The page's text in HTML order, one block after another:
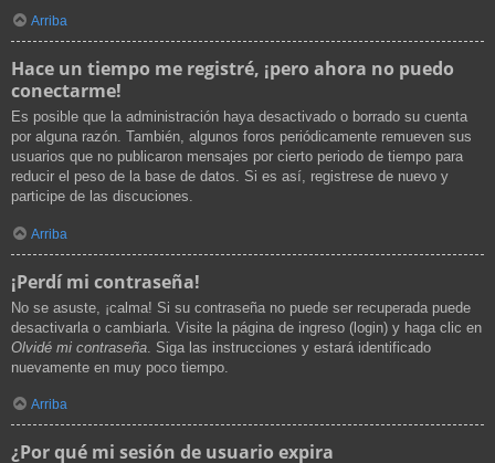
Arriba
Hace un tiempo me registré, ¡pero ahora no puedo
conectarme!
Es posible que la administración haya desactivado o borrado su cuenta
por alguna razón. También, algunos foros periódicamente remueven sus
usuarios que no publicaron mensajes por cierto periodo de tiempo para
reducir el peso de la base de datos. Si es así, registrese de nuevo y
participe de las discuciones.
Arriba
¡Perdí mi contraseña!
No se asuste, ¡calma! Si su contraseña no puede ser recuperada puede
desactivarla o cambiarla. Visite la página de ingreso (login) y haga clic en
Olvidé mi contraseña . Siga las instrucciones y estará identificado
nuevamente en muy poco tiempo.
Arriba
¿Por qué mi sesión de usuario expira